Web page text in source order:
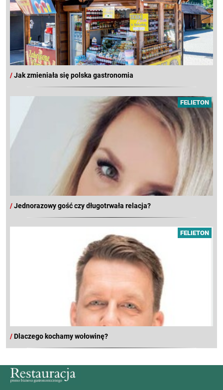
/Jak zmieniała się polska gastronomia
FELIETON
/Jednorazowy gość czy długotrwała relacja?
FELIETON
/Dlaczego kochamy wołowinę?